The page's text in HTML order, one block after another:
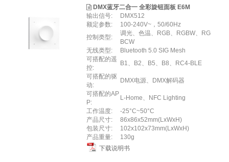
DMX蓝牙二合一 全彩旋钮面板 E6M
输出信号:
DMX512
额定参数:
100-240V~，50/60Hz
控制类型:
调光、色温、RGB、RGBW、RG
BCW
无线类型:
Bluetooth 5.0 SIG Mesh
可搭配的遥
控:
B1、B2、B5、B8、RC4-BLE
可搭配的驱
动:
DMX电源、DMX解码器
可搭配的AP
P:
L-Home、NFC Lighting
工作温度:
-25°C~50°C
产品尺寸:
86x86x52mm(LxWxH)
包装尺寸:
102x102x73mm(LxWxH)
产品重量:
130g
下载说明书